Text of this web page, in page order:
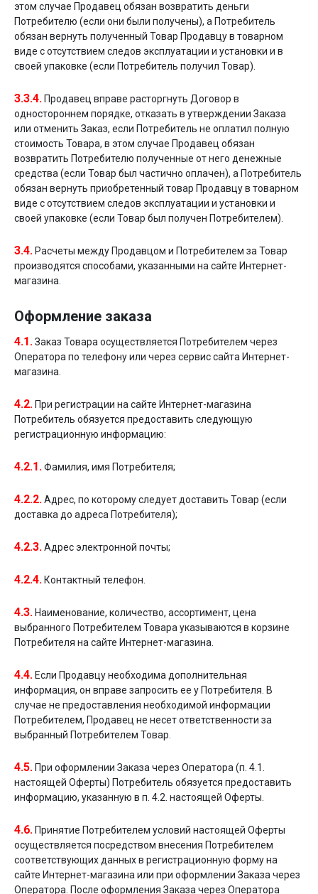
этом случае Продавец обязан возвратить деньги
Потребителю (если они были получены), а Потребитель
обязан вернуть полученный Товар Продавцу в товарном
виде с отсутствием следов эксплуатации и установки и в
своей упаковке (если Потребитель получил Товар).
3.3.4. Продавец вправе расторгнуть Договор в
одностороннем порядке, отказать в утверждении Заказа
или отменить Заказ, если Потребитель не оплатил полную
стоимость Товара, в этом случае Продавец обязан
возвратить Потребителю полученные от него денежные
средства (если Товар был частично оплачен), а Потребитель
обязан вернуть приобретенный товар Продавцу в товарном
виде с отсутствием следов эксплуатации и установки и
своей упаковке (если Товар был получен Потребителем).
3.4. Расчеты между Продавцом и Потребителем за Товар
производятся способами, указанными на сайте Интернет-
магазина.
Оформление заказа
4.1.Заказ Товара осуществляется Потребителем через
Оператора по телефону или через сервис сайта Интернет-
магазина.
4.2. При регистрации на сайте Интернет-магазина
Потребитель обязуется предоставить следующую
регистрационную информацию:
4.2.1.Фамилия, имя Потребителя;
4.2.2.Адрес, по которому следует доставить Товар (если
доставка до адреса Потребителя);
4.2.3.Адрес электронной почты;
4.2.4. Контактный телефон.
4.3. Наименование, количество, ассортимент, цена
выбранного Потребителем Товара указываются в корзине
Потребителя на сайте Интернет-магазина.
4.4. Если Продавцу необходима дополнительная
информация, он вправе запросить ее у Потребителя. В
случае не предоставления необходимой информации
Потребителем, Продавец не несет ответственности за
выбранный Потребителем Товар.
4.5. При оформлении Заказа через Оператора (п. 4.1.
настоящей Оферты) Потребитель обязуется предоставить
информацию, указанную в п. 4.2. настоящей Оферты.
4.6. Принятие Потребителем условий настоящей Оферты
осуществляется посредством внесения Потребителем
соответствующих данных в регистрационную форму на
сайте Интернет-магазина или при оформлении Заказа через
Оператора. После оформления Заказа через Оператора